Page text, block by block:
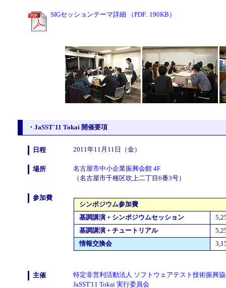
SIGセッションテーマ詳細 （PDF: 190KB）
・JaSST'11 Tokai 開催要項
日程 2011年11月11日（金）
場所
名古屋市中小企業振興会館 4F
（名古屋市千種区吹上二丁目6番3号）
参加費
シンポジウム参加費
基調講演 + シンポジウムセッション
基調講演 + チュートリアル
情報交換会
主催
特定非営利活動法人 ソフトウェアテスト技術振興協
JaSST'11 Tokai 実行委員会